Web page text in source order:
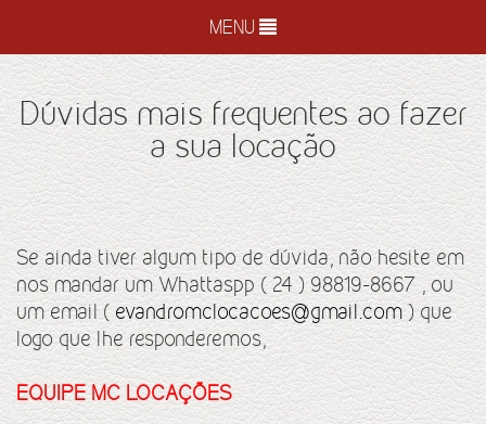
MENU
Dúvidas mais frequentes ao fazer
a sua locação
Se ainda tiver algum tipo de dúvida, não hesite em
nos mandar um Whattaspp ( 24 ) 98819-8667 , ou
um email (evandromclocacoes@gmail.com) que
logo que lhe responderemos,
EQUIPE MC LOCAÇÕES